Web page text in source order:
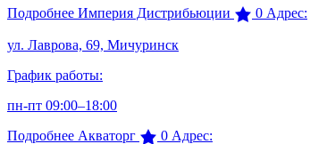
Подробнее Империя Дистрибьюции 0 Адрес:
ул. Лаврова, 69, Мичуринск
График работы:
пн-пт 09:00–18:00
Подробнее Акваторг 0 Адрес: